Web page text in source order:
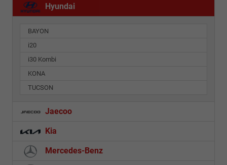
Hyundai
BAYON
i20
i30 Kombi
KONA
TUCSON
Jaecoo
Kia
Mercedes-Benz